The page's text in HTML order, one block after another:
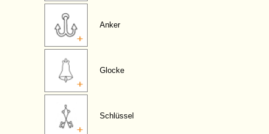
Anker
Glocke
Schlüssel